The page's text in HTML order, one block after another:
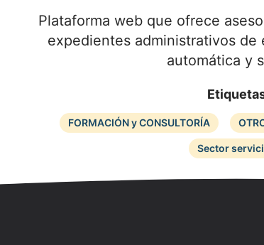
Plataforma web que ofrece
expedientes administrativos de
automática y
FORMACIÓN y CONSULTORÍA
Sector